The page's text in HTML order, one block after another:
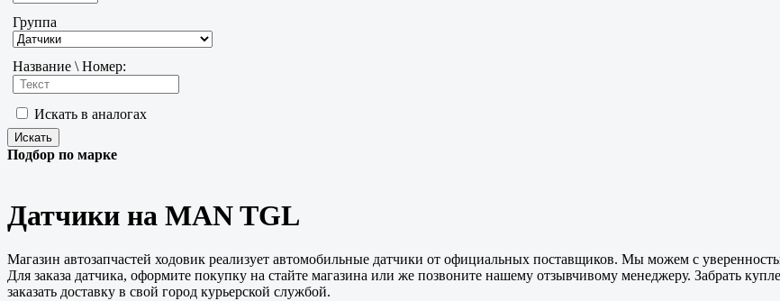
Группа
Название \ Номер:
Искать в аналогах
Подбор по марке
Датчики на MAN TGL
Магазин автозапчастей ходовик реализует автомобильные датчики от официальных поставщиков. Мы можем с
Для заказа датчика, оформите покупку на стайте магазина или же позвоните нашему отзывчивому менеджеру. Забрать
заказать доставку в свой город курьерской службой.